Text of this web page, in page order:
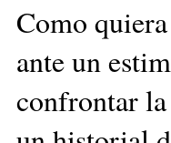
Como
ante un
confrontar